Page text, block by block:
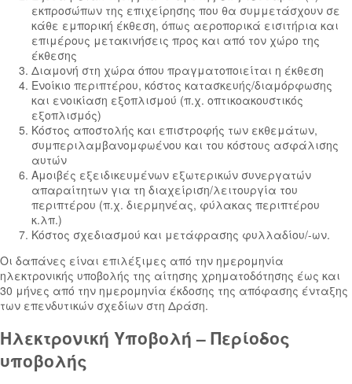
εκπροσώπων της επιχείρησης που θα συμμετάσχουν σε
κάθε εμπορική έκθεση, όπως αεροπορικά εισιτήρια και
επιμέρους μετακινήσεις προς και από τον χώρο της
έκθεσης
Διαμονή στη χώρα όπου πραγματοποιείται η έκθεση
Ενοίκιο περιπτέρου, κόστος κατασκευής/διαμόρφωσης
και ενοικίαση εξοπλισμού (π.χ. οπτικοακουστικός
εξοπλισμός)
Κόστος αποστολής και επιστροφής των εκθεμάτων,
συμπεριλαμβανομφωένου και του κόστους ασφάλισης
αυτών
Αμοιβές εξειδικευμένων εξωτερικών συνεργατών
απαραίτητων για τη διαχείριση/λειτουργία του
περιπτέρου (π.χ. διερμηνέας, φύλακας περιπτέρου
κ.λπ.)
Κόστος σχεδιασμού και μετάφρασης φυλλαδίου/-ων.
Οι δαπάνες είναι επιλέξιμες από την ημερομηνία
ηλεκτρονικής υποβολής της αίτησης χρηματοδότησης έως και
30 μήνες από την ημερομηνία έκδοσης της απόφασης ένταξης
των επενδυτικών σχεδίων στη Δράση.
Ηλεκτρονική Υποβολή – Περίοδος
υποβολής